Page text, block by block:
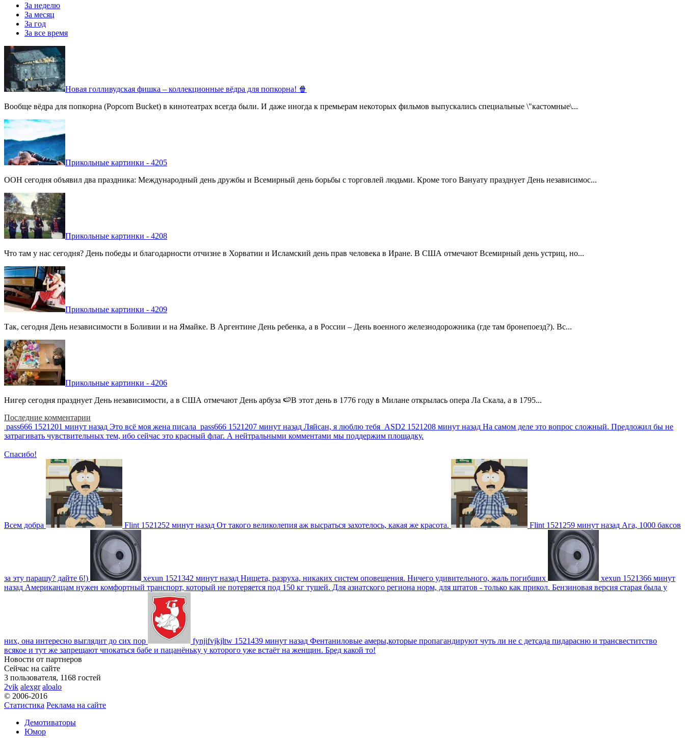
За неделю
За месяц
За год
За все время
Новая голливудская фишка – коллекционные вёдра для попкорна! 🍿
Вообще вёдра для попкорна (Popcorn Bucket) в кинотеатрах всегда были. И даже иногда к премьерам некоторых фильмов выпускались специальные \"кастомные\...
Прикольные картинки - 4205
ООН сегодня объявил два праздника: Международный день дружбы и Всемирный день борьбы с торговлей людьми. Кроме того Вануату празднует День независимос...
Прикольные картинки - 4208
Что там у нас сегодня? День победы и благодарности отчизне в Хорватии и Исламский день прав человека в Иране. В США отмечают Всемирный день устриц, но...
Прикольные картинки - 4209
Так, сегодня День независимости в Боливии и на Ямайке. В Аргентине День ребенка, а в России – День военного железнодорожника (где там бронепоезд?). Вс...
Прикольные картинки - 4206
Нигер сегодня празднует День независимости, а в США отмечают День арбуза 🍉В этот день в 1776 году в Милане открылась опера Ла Скала, а в 1795...
Последние комментарии
pass666 1521201 минут назад Это всё моя жена писала pass666 1521207 минут назад Ляйсан, я люблю тебя ASD2 1521208 минут назад На самом деле это вопрос сложный. Предложил бы не
затрагивать чувствительных тем, ибо сейчас это красный флаг. А нейтральными комментами мы поддержим площадку.
Спасибо!
Всем добра Flint 1521252 минут назад От такого великолепия аж высраться захотелось, какая же красота. Flint 1521259 минут назад Ага, 1000 баксов
за эту парашу? дайте 6!) xexun 1521342 минут назад Нищета, разруха, никаких систем оповещения. Ничего удивительного, жаль погибших xexun 1521366 минут
назад Американцам нужен комфортный транспорт, который не потеряется под 150 кг тушей. Для азиатского региона норм, для штатов - только как прикол. Бензиновая версия старая была у
них, она интересно выглядит до сих пор fynjifvjkjltw 1521439 минут назад Фентаниловые амеры,которые пропагандируют чуть ли не с детсада пидарасню и трансвеститство
всякое и тут же запрещают чпокаться бабе и пацанёньку у которого уже встаёт на женщин. Бред какой то!
Новости от партнеров
Сейчас на сайте
3 пользователя, 1168 гостей
2vik alexgr aloalo
© 2006-2016
Статистика Реклама на сайте
Демотиваторы
Юмор